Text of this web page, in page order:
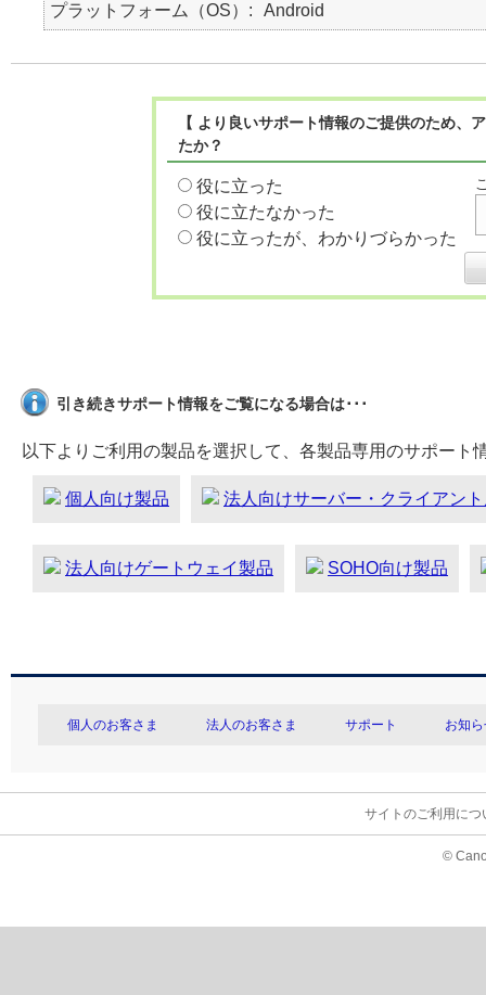
プラットフォーム（OS） Android
【 より良いサポート情報のご提供のため
たか？
役に立った
役に立たなかった
役に立ったが、わかりづらかった
引き続きサポート情報をご覧になる場合は･･･
以下よりご利用の製品を選択して、各製品専用のサポート
個人向け製品 法人向けサーバー・クライアン
法人向けゲートウェイ製品 SOHO向け製品
個人のお客さま 法人のお客さま サポート お知
サイトのご利用につ
©